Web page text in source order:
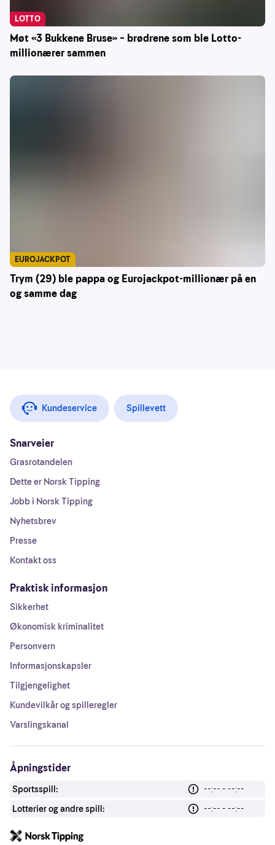
Møt «3 Bukkene Bruse» – brødrene som ble Lotto-
millionærer sammen
LOTTO
Trym (29) ble pappa og Eurojackpot-millionær på en
og samme dag
EUROJACKPOT
Kundeservice Spillevett
Snarveier
Grasrotandelen
Dette er Norsk Tipping
Jobb i Norsk Tipping
Nyhetsbrev
Presse
Kontakt oss
Praktisk informasjon
Sikkerhet
Økonomisk kriminalitet
Personvern
Informasjonskapsler
Tilgjengelighet
Kundevilkår og spilleregler
Varslingskanal
Åpningstider
Sportsspill:
--:-- - --:--
Lotterier og andre spill:
--:-- - --:--